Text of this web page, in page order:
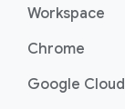
Workspace
Chrome
Google Cloud